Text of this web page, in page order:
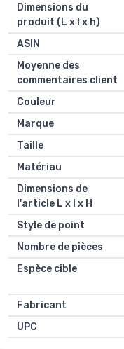
Dimensions du
produit (L x l x h)
ASIN
Moyenne des
commentaires client
Couleur
Marque
Taille
Matériau
Dimensions de
l'article L x l x H
Style de point
Nombre de pièces
Espèce cible
Fabricant
UPC